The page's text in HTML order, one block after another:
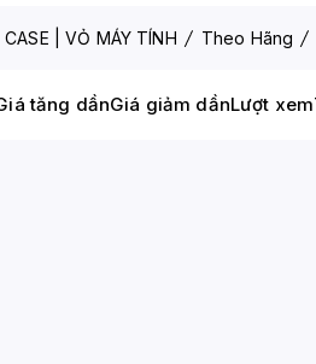
CASE | VỎ MÁY TÍNH Theo Hãng
tăng dầnGiá giảm dầnLượt xem